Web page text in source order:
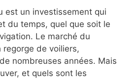
est un investissement qui
du temps, quel que soit le
Le marché du
regorge de voiliers,
nombreuses années. Mais
et quels sont les